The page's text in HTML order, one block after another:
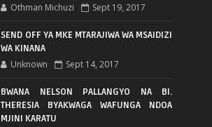
Othman Michuzi Sept 19, 2017
SEND OFF YA MKE MTARAJIWA WA MSAIDIZI
WA KINANA
Unknown Sept 14, 2017
BWANA NELSON PALLANGYO NA BI.
THERESIA BYAKWAGA WAFUNGA NDOA
MJINI KARATU